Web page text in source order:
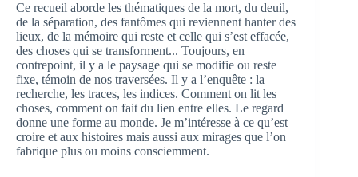
Ce recueil aborde les thématiques de la mort, du deuil,
de la séparation, des fantômes qui reviennent hanter des
lieux, de la mémoire qui reste et celle qui s’est effacée,
des choses qui se transforment... Toujours, en
contrepoint, il y a le paysage qui se modifie ou reste
fixe, témoin de nos traversées. Il y a l’enquête : la
recherche, les traces, les indices. Comment on lit les
choses, comment on fait du lien entre elles. Le regard
donne une forme au monde. Je m’intéresse à ce qu’est
croire et aux histoires mais aussi aux mirages que l’on
fabrique plus ou moins consciemment.